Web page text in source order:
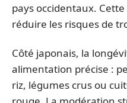
pays occidentaux.
réduire les risques de
Côté japonais, la
alimentation précise :
riz, légumes crus ou